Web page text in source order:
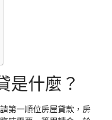
是什麼？
第一順位房屋貸款，房